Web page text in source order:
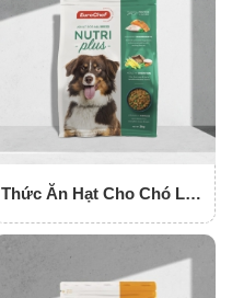
Thức Ăn Hạt Cho Chó Lớn